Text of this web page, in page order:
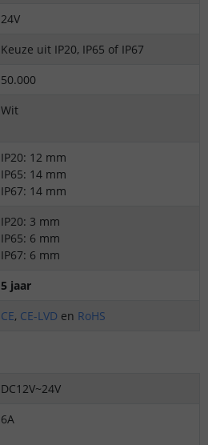
24V
Keuze uit IP20, IP65 of IP67
50.000
Wit
IP20: 12 mm
IP65: 14 mm
IP67: 14 mm
IP20: 3 mm
IP65: 6 mm
IP67: 6 mm
5 jaar
CE, CE-LVD en RoHS
DC12V~24V
6A